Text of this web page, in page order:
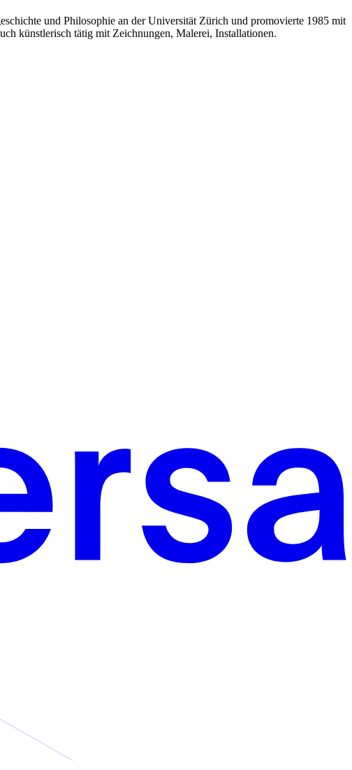
und Philosophie an der Universität Zürich und promovierte 1985 mit
künstlerisch tätig mit Zeichnungen, Malerei, Installationen.